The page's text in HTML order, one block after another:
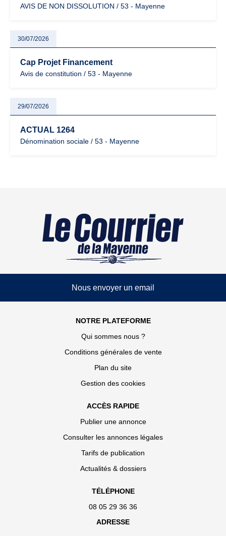
AVIS DE NON DISSOLUTION / 53 - Mayenne
30/07/2026
Cap Projet Financement
Avis de constitution / 53 - Mayenne
29/07/2026
ACTUAL 1264
Dénomination sociale / 53 - Mayenne
Nous envoyer un email
NOTRE PLATEFORME
Qui sommes nous ?
Conditions générales de vente
Plan du site
Gestion des cookies
ACCÈS RAPIDE
Publier une annonce
Consulter les annonces légales
Tarifs de publication
Actualités & dossiers
TÉLÉPHONE
08 05 29 36 36
ADRESSE